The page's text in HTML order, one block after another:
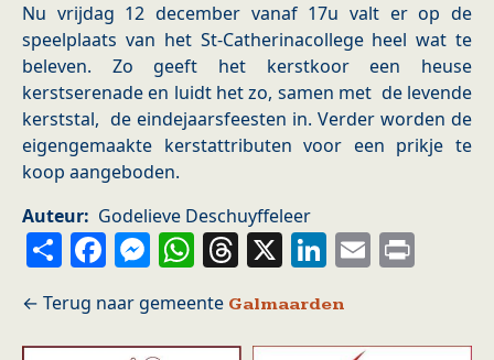
Nu vrijdag 12 december vanaf 17u valt er op de
speelplaats van het St-Catherinacollege heel wat te
beleven. Zo geeft het kerstkoor een heuse
kerstserenade en luidt het zo, samen met de levende
kerststal, de eindejaarsfeesten in. Verder worden de
eigengemaakte kerstattributen voor een prikje te
koop aangeboden.
Auteur
Godelieve Deschuyffeleer
ShareFacebook
Messenger
WhatsApp
Threads
X LinkedIn
Email
Galmaarden